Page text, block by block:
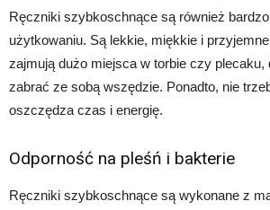
Ręczniki szybkoschnące są również
użytkowaniu. Są lekkie, miękkie i
zajmują dużo miejsca w torbie czy plecaku,
zabrać ze sobą wszędzie. Ponadto, nie
oszczędza czas i energię.
Odporność na pleśń i bakterie
Ręczniki szybkoschnące są wykonane z